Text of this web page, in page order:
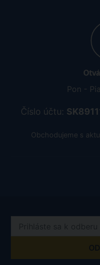
Pon -
Číslo účtu:
Obchodujeme s